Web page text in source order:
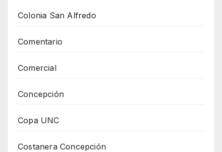
Colonia San Alfredo
Comentario
Comercial
Concepción
Copa UNC
Costanera Concepción